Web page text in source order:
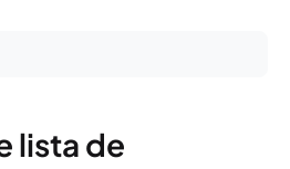
lista de